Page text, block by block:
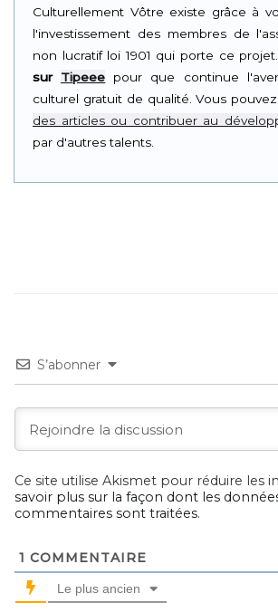
Culturellement Vôtre existe grâce à
l'investissement des membres de
non lucratif loi 1901 qui porte ce projet.
sur Tipeee pour que continue
culturel gratuit de qualité. Vous
des articles ou contribuer au
par d'autres talents.
S’abonner
Ce site utilise Akismet pour réduire les
savoir plus sur la façon dont les
commentaires sont traitées.
1 COMMENTAIRE
Le plus ancien